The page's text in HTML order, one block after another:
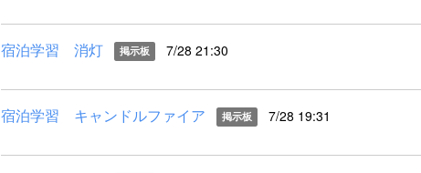
宿泊学習 消灯 掲示板 7/28 21:30
宿泊学習 キャンドルファイア 掲示板 7/28 19:31